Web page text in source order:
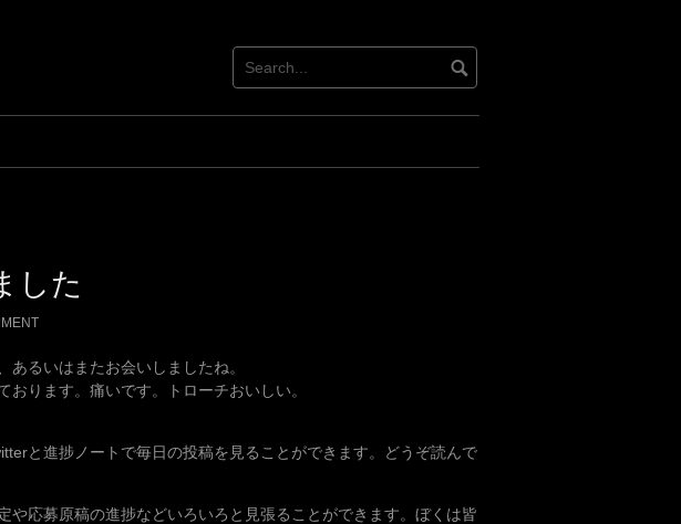
した
あるいはまたお会いしましたね。
ります。痛いです。トローチおいしい。
と進捗ノートで毎日の投稿を見ることができます。どうぞ読んで
や応募原稿の進捗などいろいろと見張ることができます。ぼくは皆